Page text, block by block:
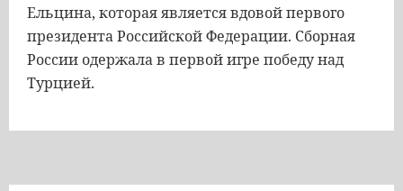
Ельцина, которая является вдовой первого
президента Российской Федерации. Сборная
России одержала в первой игре победу над
Турцией.